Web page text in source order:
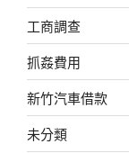
工商調查
抓姦費用
新竹汽車借款
未分類